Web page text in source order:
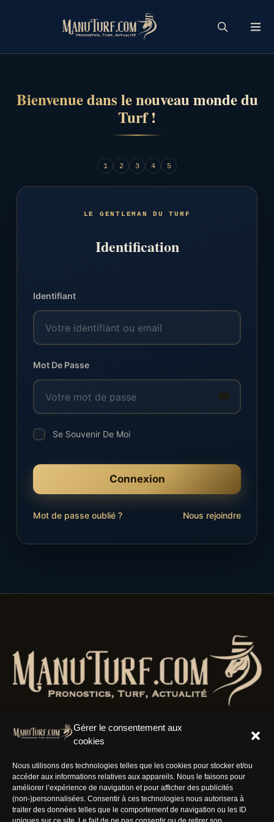
Gérer le consentement aux
cookies
Nous utilisons des technologies telles que les cookies pour stocker et/ou
accéder aux informations relatives aux appareils. Nous le faisons pour
améliorer l’expérience de navigation et pour afficher des publicités
(non-)personnalisées. Consentir à ces technologies nous autorisera à
traiter des données telles que le comportement de navigation ou les ID
Bienvenue dans le nouveau monde du
Turf !
1 2 3 4 5
LE GENTLEMAN DU TURF
Identification
Identifiant
Mot De Passe
Se Souvenir De Moi
Connexion
Mot de passe oublié ? Nous rejoindre